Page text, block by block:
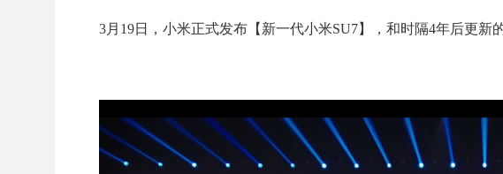
3月19日，小米正式发布【新一代小米SU7】，和时隔4年后更新